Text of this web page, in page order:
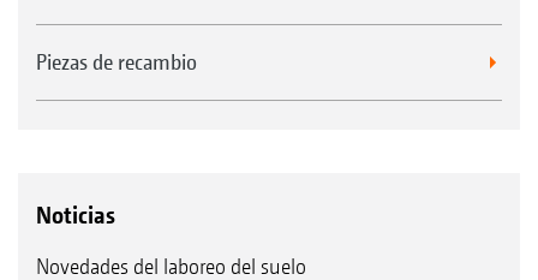
Piezas de recambio
Noticias
Novedades del laboreo del suelo